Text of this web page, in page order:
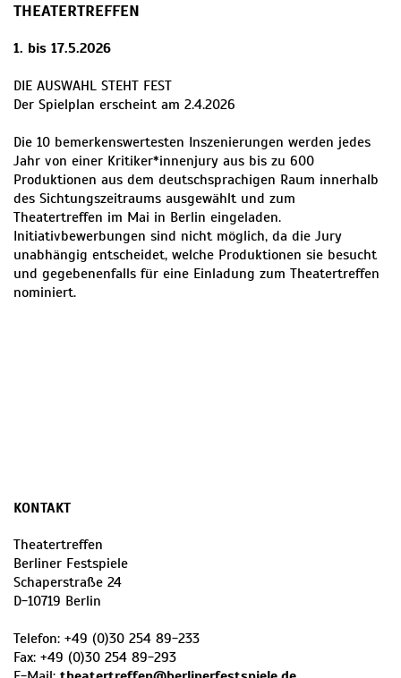
THEATERTREFFEN
1. bis 17.5.2026
DIE AUSWAHL STEHT FEST
Der Spielplan erscheint am 2.4.2026
Die 10 bemerkenswertesten Inszenierungen werden jedes
Jahr von einer Kritiker*innenjury aus bis zu 600
Produktionen aus dem deutschsprachigen Raum innerhalb
des Sichtungszeitraums ausgewählt und zum
Theatertreffen im Mai in Berlin eingeladen.
Initiativbewerbungen sind nicht möglich, da die Jury
unabhängig entscheidet, welche Produktionen sie besucht
und gegebenenfalls für eine Einladung zum Theatertreffen
nominiert.
KONTAKT
Theatertreffen
Berliner Festspiele
Schaperstraße 24
D-10719 Berlin
Telefon: +49 (0)30 254 89-233
Fax: +49 (0)30 254 89-293